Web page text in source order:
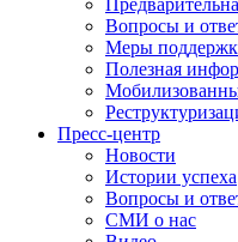
Вопросы и
Меры
Полезная
Пресс-центр
Новости
Истории успеха
Вопросы и
СМИ о нас